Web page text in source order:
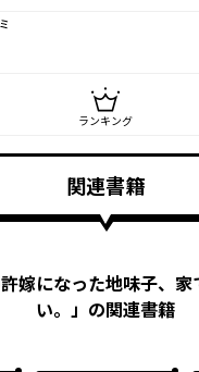
コミコミ
コミ
ランキング
関連書籍
許嫁になった地味子、
い。 」の関連書籍